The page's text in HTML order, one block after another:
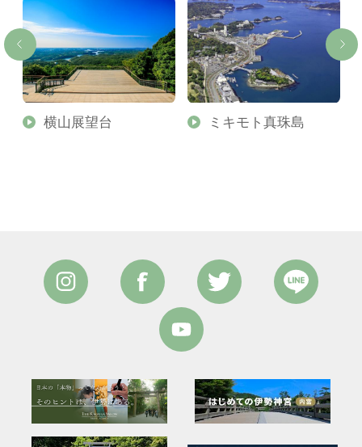
横山展望台 ミキモト真珠島